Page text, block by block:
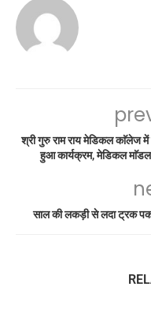
श्री गुरु राम राय मेडिकल काॅलेज
हुआ कार्यक्रम, मेडिकल माॅडल
साल की लकड़ी से लदा ट्रक